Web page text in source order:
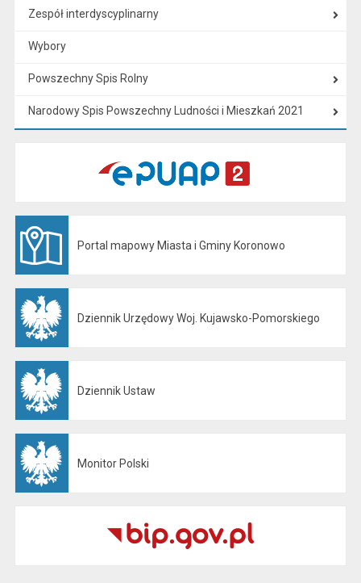
Zespół interdyscyplinarny
Wybory
Powszechny Spis Rolny
Narodowy Spis Powszechny Ludności i Mieszkań 2021
Portal mapowy Miasta i Gminy Koronowo
Dziennik Urzędowy Woj. Kujawsko-Pomorskiego
Dziennik Ustaw
Monitor Polski